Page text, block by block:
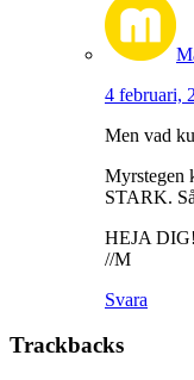
4 februari,
Men vad
Myrstegen
STARK.
HEJA DIG!
//M
Svara
Trackbacks